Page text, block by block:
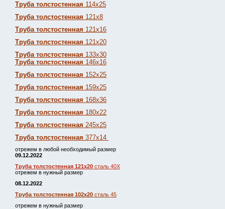
Труба толстостенная 114х25
Труба толстостенная 121х8
Труба толстостенная 121х16
Труба толстостенная 121х20
Труба толстостенная 133х30
Труба толстостенная 146х16
Труба толстостенная 152х25
Труба толстостенная 159х25
Труба толстостенная 168х36
Труба толстостенная 180х22
Труба толстостенная 245х25
Труба толстостенная 377х14
отрежем в любой необходимый размер
09.12.2022
Труба толстостенная 121х20 сталь 40Х
отрежем в нужный размер
08.12.2022
Труба толстостенная 102х20 сталь 45
отрежем в нужный размер